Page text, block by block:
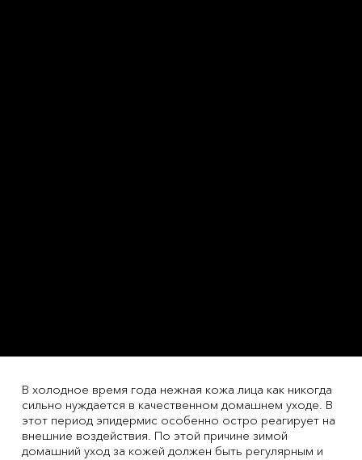
В холодное время года нежная кожа лица как никогда
сильно нуждается в качественном домашнем уходе. В
этот период эпидермис особенно остро реагирует на
внешние воздействия. По этой причине зимой
домашний уход за кожей должен быть регулярным и